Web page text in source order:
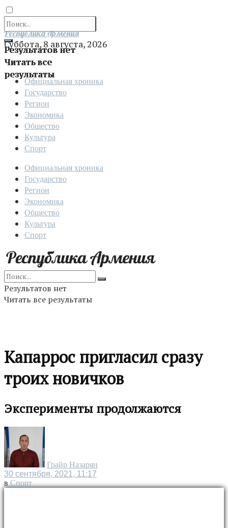
Результатов нет
Читать все
результаты
Отправить
Республика Армения
Суббота, 8 августа, 2026
Официальная хроника
Государство
Регион
Экономика
Общество
Культура
Спорт
Официальная хроника
Государство
Регион
Экономика
Общество
Культура
Спорт
Результатов нет
Читать все результаты
Капаррос пригласил сразу
троих новичков
Эксперименты продолжаются
Грайр Назарян
30 сентября, 2021, 11:17
в Спорт